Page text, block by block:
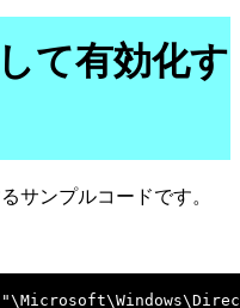
て有効化す
サンプルコードです。